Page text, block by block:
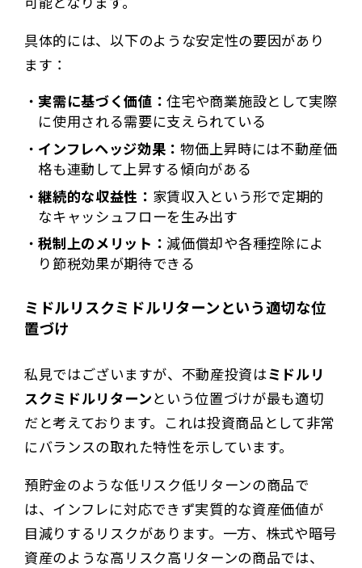
具体的には、以下のような安定性の要因があり
ます：
実需に基づく価値：住宅や商業施設として実際
に使用される需要に支えられている
インフレヘッジ効果：物価上昇時には不動産価
格も連動して上昇する傾向がある
継続的な収益性： 家賃収入という形で定期的
なキャッシュフローを生み出す
税制上のメリット： 減価償却や各種控除によ
り節税効果が期待できる
ミドルリスクミドルリターンという適切な位
置づけ
私見ではございますが、不動産投資はミドルリ
スクミドルリターンという位置づけが最も適切
だと考えております。これは投資商品として非常
にバランスの取れた特性を示しています。
預貯金のような低リスク低リターンの商品で
は、インフレに対応できず実質的な資産価値が
目減りするリスクがあります。一方、株式や暗号
資産のような高リスク高リターンの商品では、